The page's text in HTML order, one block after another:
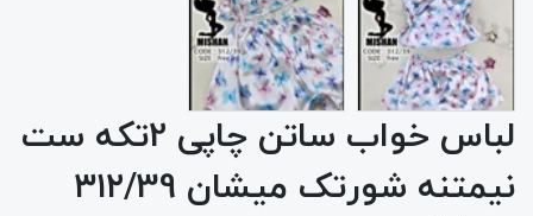
لباس خواب ساتن چاپی 2تکه ست
نیمتنه شورتک میشان ۳۱۲/39